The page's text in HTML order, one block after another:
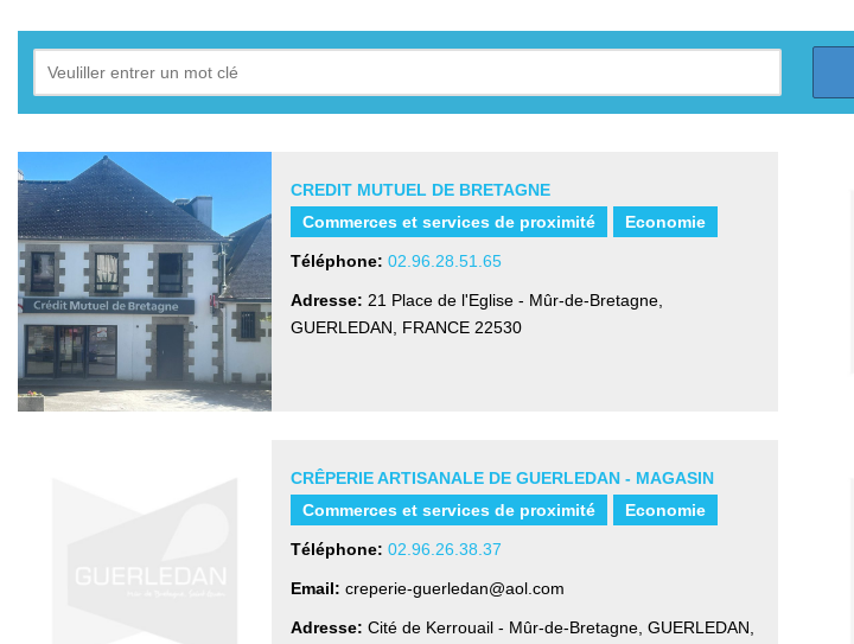
CREDIT MUTUEL DE BRETAGNE
Commerces et services de proximité
Economie
Téléphone: 02.96.28.51.65
Adresse: 21 Place de l'Eglise - Mûr-de-Bretagne,
GUERLEDAN, FRANCE 22530
CRÊPERIE ARTISANALE DE GUERLEDAN - MAGASIN
Commerces et services de proximité
Economie
Téléphone: 02.96.26.38.37
Email: creperie-guerledan@aol.com
Adresse: Cité de Kerrouail - Mûr-de-Bretagne, GUERLEDAN,